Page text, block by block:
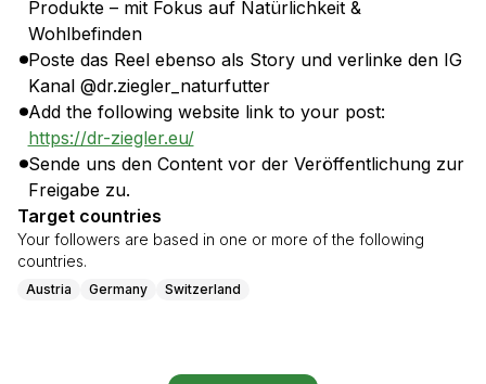
Produkte – mit Fokus auf Natürlichkeit &
Wohlbefinden
Poste das Reel ebenso als Story und verlinke den IG
Kanal @dr.ziegler_naturfutter
Add the following website link to your post:
https://dr-ziegler.eu/
Sende uns den Content vor der Veröffentlichung zur
Freigabe zu.
Target countries
Your followers are based in one or more of the following
countries.
Austria Germany Switzerland